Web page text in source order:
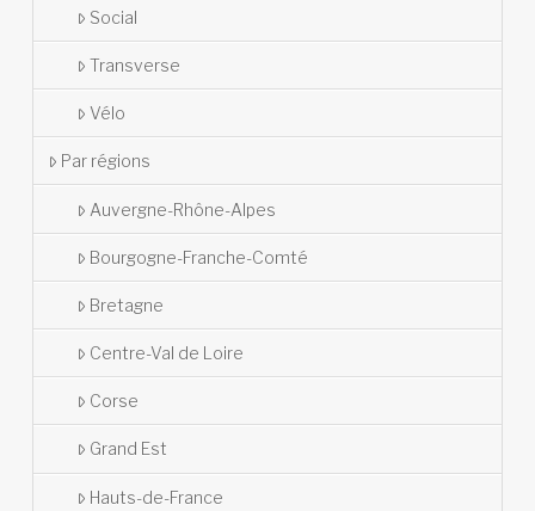
Social
Transverse
Vélo
Par régions
Auvergne-Rhône-Alpes
Bourgogne-Franche-Comté
Bretagne
Centre-Val de Loire
Corse
Grand Est
Hauts-de-France